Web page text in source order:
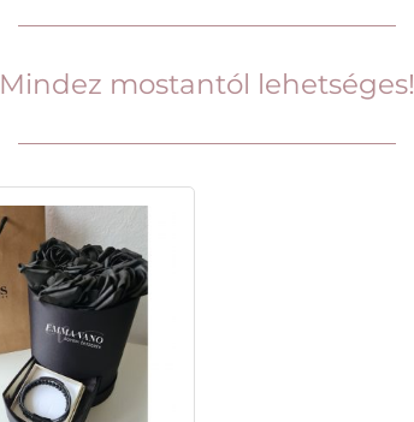
Mindez mostantól lehetséges!